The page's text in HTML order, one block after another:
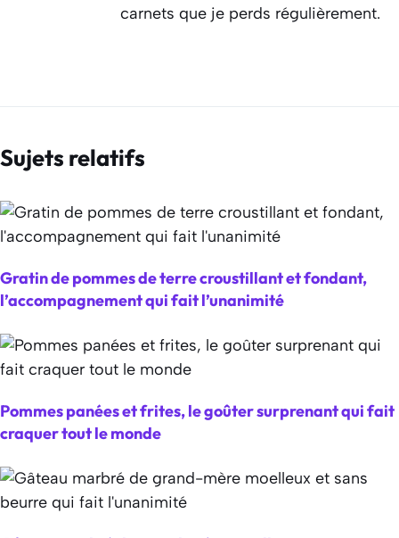
carnets que je perds régulièrement.
Sujets relatifs
Gratin de pommes de terre croustillant et fondant,
l’accompagnement qui fait l’unanimité
Pommes panées et frites, le goûter surprenant qui fait
craquer tout le monde